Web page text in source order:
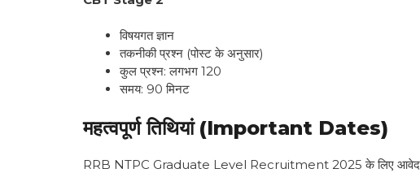
विषयगत ज्ञान
तकनीकी प्रश्न (पोस्ट के अनुसार)
कुल प्रश्न: लगभग 120
समय: 90 मिनट
महत्वपूर्ण तिथियां (Important Dates)
RRB NTPC Graduate Level Recruitment 2025 के लिए आवेदन और